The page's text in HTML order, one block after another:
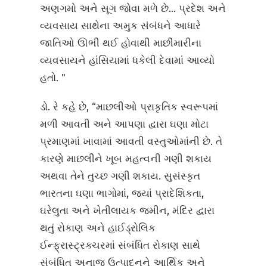
અણગમો અને સૂગ જોવા મળે છે... પ્રદેશ અને
વ્યવસાય સાથેના અમુક સંબંધને આધારે
જાતિઓ ઊભી થઈ હોવાથી માછીમારીના
વ્યવસાયને હાંસિયામાં ધકેલી દેવામાં આવ્યો
હતો. "
ડો. રે કહે છે, “માછલીઓ પ્રાકૃતિક સ્વરૂપમાં
મળી આવતી અને આપણા દ્વારા ઘણા મોટા
પ્રમાણમાં ખાવામાં આવતી વસ્તુઓમાંની છે. તે
કારણે માછલીને ખૂબ મહત્વની ગણી શકાય
અથવા તેને તુચ્છ ગણી શકાય. સુસંસ્કૃત
ભારતના ઘણા ભાગોમાં, જ્યાં પ્રાદેશિકતા,
ઘરેલુતા અને ખેતીલાયક જમીન, મંદિર દ્વારા
થતું રોકાણ અને હાઈડ્રોલિક
ઈન્ફ્રાસ્ટ્રક્ચરમાં સંબંધિત રોકાણ સાથે
સંબંધિત અનાજ ઉત્પાદનને આર્થિક અને